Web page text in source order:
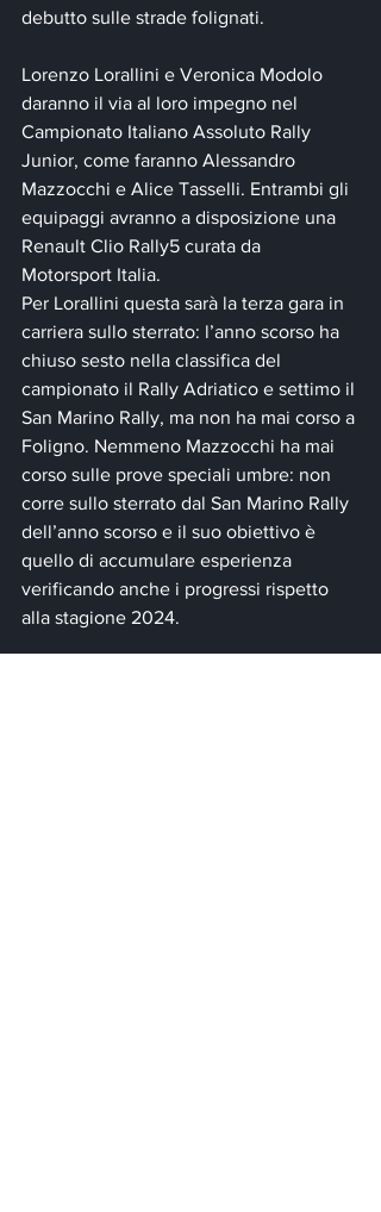
debutto sulle strade folignati.
Lorenzo Lorallini e Veronica Modolo
daranno il via al loro impegno nel
Campionato Italiano Assoluto Rally
Junior, come faranno Alessandro
Mazzocchi e Alice Tasselli. Entrambi gli
equipaggi avranno a disposizione una
Renault Clio Rally5 curata da
Motorsport Italia.
Per Lorallini questa sarà la terza gara in
carriera sullo sterrato: l’anno scorso ha
chiuso sesto nella classifica del
campionato il Rally Adriatico e settimo il
San Marino Rally, ma non ha mai corso a
Foligno. Nemmeno Mazzocchi ha mai
corso sulle prove speciali umbre: non
corre sullo sterrato dal San Marino Rally
dell’anno scorso e il suo obiettivo è
quello di accumulare esperienza
verificando anche i progressi rispetto
alla stagione 2024.